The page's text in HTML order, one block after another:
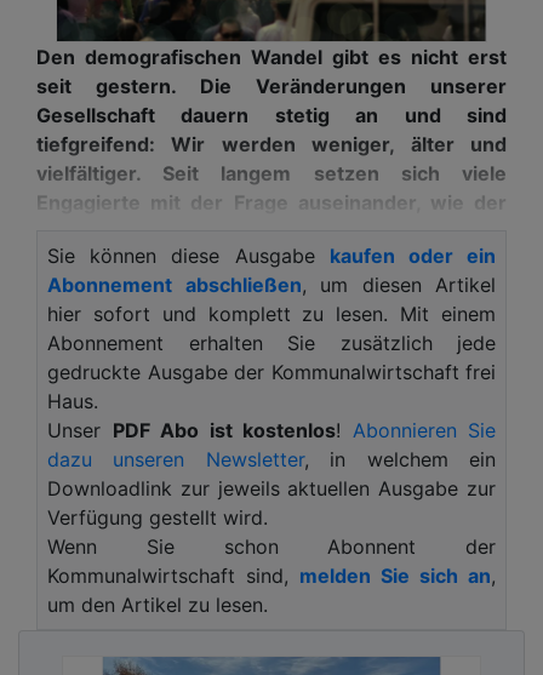
Den demografischen Wandel gibt es nicht erst
seit gestern. Die Veränderungen unserer
Gesellschaft dauern stetig an und sind
tiefgreifend: Wir werden weniger, älter und
vielfältiger. Seit langem setzen sich viele
Engagierte mit der Frage auseinander, wie der
Städten, Gemeinden und Landkreisen – gestaltet
werden kann.Was es bisher nicht gab: Einen Ort,
an dem (Praxis)-Wissen gebündelt und Austausch
sowie gegenseitige Unterstützung über
Stadtgrenzen hinaus stattfinden kann. Der
Zukunftsraum Demografie füllt diese Lücke. Seit
dem 27. Mai ist die bundesweite digitale Plattform
geöffnet. Umgesetzt wurde sie vom
Kompetenzzentrum Technik-Diversity-
Chancengleichheit e. V.
Der Zukunftsraum Demografie ist mehr als eine
Website. Er ist ein eigenes Netzwerk, das Räume
sich an alle, die den demografischen Wandel in den
Sie können diese Ausgabe kaufen oder ein
Abonnement abschließen, um diesen Artikel
hier sofort und komplett zu lesen. Mit einem
Abonnement erhalten Sie zusätzlich jede
gedruckte Ausgabe der Kommunalwirtschaft frei
Haus.
Unser PDF Abo ist kostenlos! Abonnieren Sie
dazu unseren Newsletter, in welchem ein
Downloadlink zur jeweils aktuellen Ausgabe zur
Verfügung gestellt wird.
Wenn Sie schon Abonnent der
Kommunalwirtschaft sind, melden Sie sich an,
um den Artikel zu lesen.